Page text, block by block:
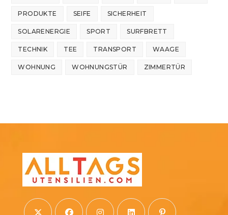
PRODUKTE SEIFE SICHERHEIT
SOLARENERGIE SPORT SURFBRETT
TECHNIK TEE TRANSPORT WAAGE
WOHNUNG WOHNUNGSTÜR ZIMMERTÜR